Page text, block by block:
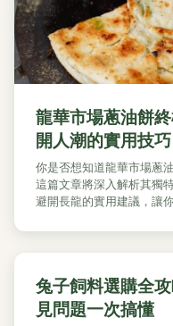
龍華市場蔥油餅
開人潮的實用技巧
你是否想知道龍華市場蔥
這篇文章將深入解析其獨
避開長龍的實用建議，讓
兔子飼料選購全
見問題一次搞懂